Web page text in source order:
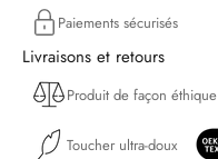
Paiements sécurisés
Livraisons et retours
Produit de façon éthique
Toucher ultra-doux